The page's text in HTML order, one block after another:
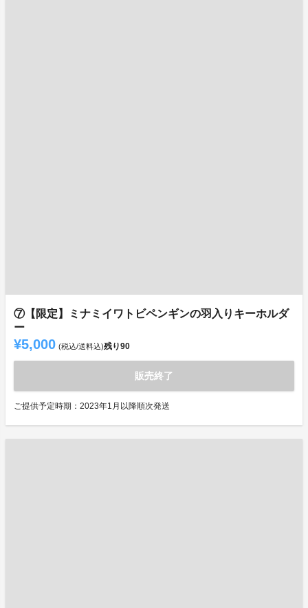
⑦【限定】ミナミイワトビペンギンの羽入りキーホルダ
ー
¥5,000 (税込/送料込)残り90
販売終了
ご提供予定時期：2023年1月以降順次発送